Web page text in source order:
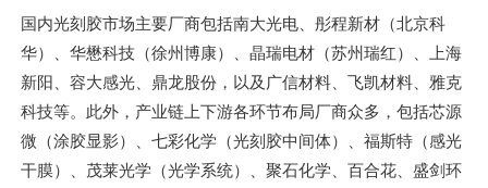
国内光刻胶市场主要厂商包括南大光电、彤程新材（北京科
华）、华懋科技（徐州博康）、晶瑞电材（苏州瑞红）、上海
新阳、容大感光、鼎龙股份，以及广信材料、飞凯材料、雅克
科技等。此外，产业链上下游各环节布局厂商众多，包括芯源
微（涂胶显影）、七彩化学（光刻胶中间体）、福斯特（感光
干膜）、茂莱光学（光学系统）、聚石化学、百合花、盛剑环